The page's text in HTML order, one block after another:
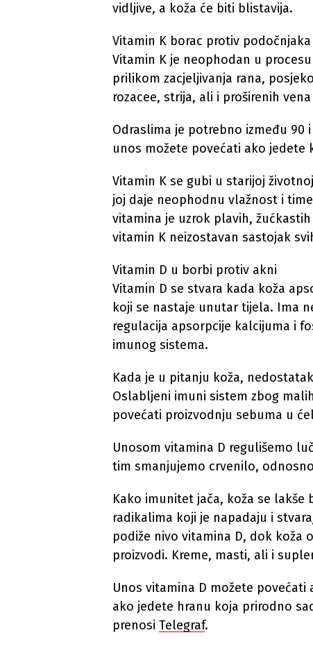
vidljive, a koža će biti blistavija.
Vitamin K borac protiv podočnjaka
Vitamin K je neophodan u
prilikom zacjeljivanja rana,
rozacee, strija, ali i proširenih
Odraslima je potrebno između 90
unos možete povećati ako
Vitamin K se gubi u starijoj
joj daje neophodnu vlažnost i
vitamina je uzrok plavih,
vitamin K neizostavan sastojak
Vitamin D u borbi protiv akni
Vitamin D se stvara kada koža
koji se nastaje unutar tijela. Ima
regulacija apsorpcije kalcijuma i
imunog sistema.
Kada je u pitanju koža,
Oslabljeni imuni sistem zbog
povećati proizvodnju sebuma u
Unosom vitamina D regulišemo
tim smanjujemo crvenilo,
Kako imunitet jača, koža se
radikalima koji je napadaju i
podiže nivo vitamina D, dok koža
proizvodi. Kreme, masti, ali i
Unos vitamina D možete
ako jedete hranu koja prirodno
prenosi Telegraf.